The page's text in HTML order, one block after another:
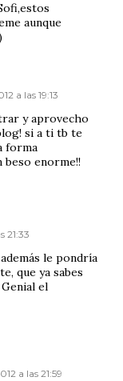
aunque
a las 19:13
y aprovecho
si a ti tb te
forma
beso enorme!!
21:33
le pondría
que ya sabes
el
a las 21:59